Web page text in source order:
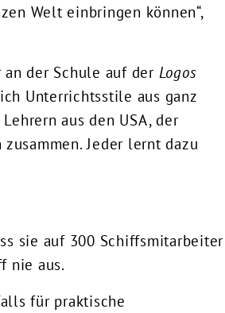
Welt einbringen können“,
der Schule auf der Logos
Unterrichtsstile aus ganz
aus den USA, der
Jeder lernt dazu
sie auf 300 Schiffsmitarbeiter
nie aus.
für praktische